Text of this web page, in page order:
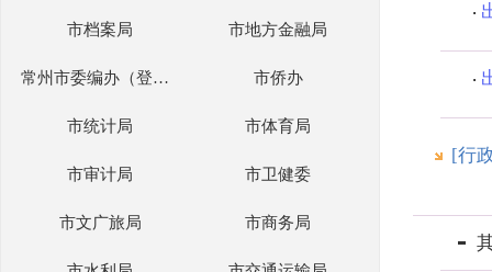
市档案局 市地方金融局
常州市委编办（登记局） 市侨办
市统计局 市体育局
市审计局 市卫健委
市文广旅局 市商务局
[行